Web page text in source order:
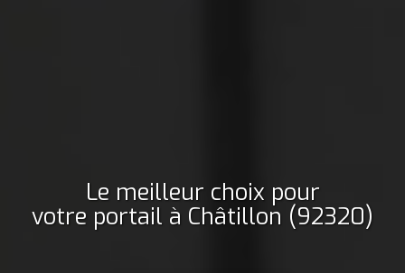
Le meilleur choix pour
votre portail à Châtillon (92320)